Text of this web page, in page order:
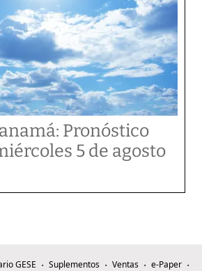
Pronóstico
5 de agosto
GESE Suplementos Ventas
e-Paper